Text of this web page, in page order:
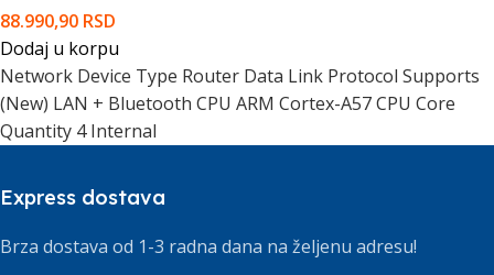
88.990,90 RSD
Dodaj u korpu
Network Device Type Router Data Link Protocol Supports
(New) LAN + Bluetooth CPU ARM Cortex-A57 CPU Core
Quantity 4 Internal
Express dostava
Brza dostava od 1-3 radna dana na željenu adresu!